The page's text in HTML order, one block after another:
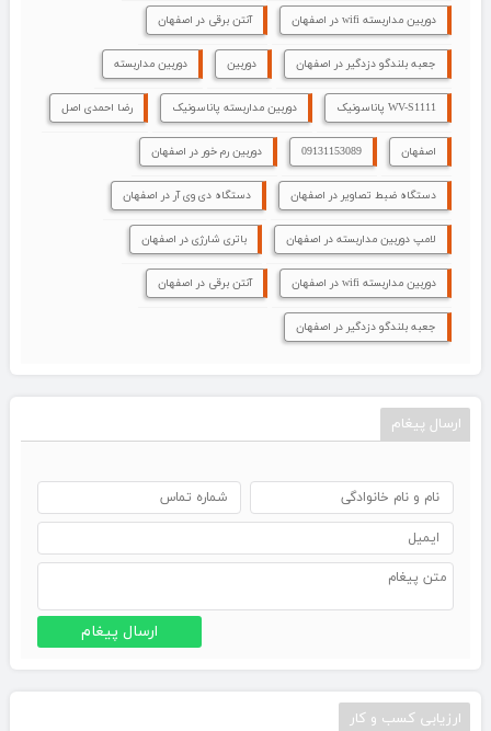
دوربین مداربسته wifi در اصفهان آنتن برقی در اصفهان
جعبه بلندگو دزدگیر در اصفهان دوربین دوربین مداربسته
WV-S1111 پاناسونیک دوربین مداربسته پاناسونیک رضا احمدی اصل
اصفهان 09131153089 دوربین رم خور در اصفهان
دستگاه ضبط تصاویر در اصفهان دستگاه دی وی آر در اصفهان
لامپ دوربین مداربسته در اصفهان باتری شارژی در اصفهان
دوربین مداربسته wifi در اصفهان آنتن برقی در اصفهان
جعبه بلندگو دزدگیر در اصفهان
ارسال پیغام
ارسال پیغام
ارزیابی کسب و کار